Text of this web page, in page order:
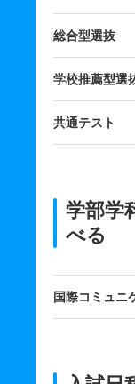
総合型選抜
学校推薦型選
共通テスト
学部学
べる
国際コミュニ